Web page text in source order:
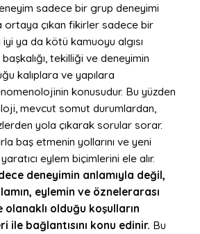
sadece bir grup deneyimi
ortaya çıkan fikirler sadece bir
ya da kötü kamuoyu algısı
tekilliği ve deneyimin
kalıplara ve yapılara
konusudur. Bu yüzden
mevcut somut durumlardan,
yola çıkarak sorular sorar.
baş etmenin yollarını ve yeni
eylem biçimlerini ele alır.
deneyimin anlamıyla değil,
eylemin ve öznelerarası
olduğu koşulların
bağlantısını konu edinir. Bu